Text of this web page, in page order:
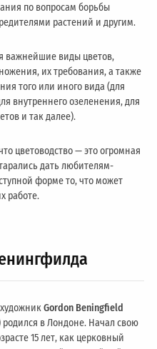
по вопросам борьбы
растений и другим.
важнейшие виды цветов,
их требования, а также
того или иного вида (для
внутреннего озеленения, для
и так далее).
цветоводство — это огромная
дать любителям-
форме то, что может
работе.
Gordon Beningfield
родился в Лондоне. Начал свою
15 лет, как церковный